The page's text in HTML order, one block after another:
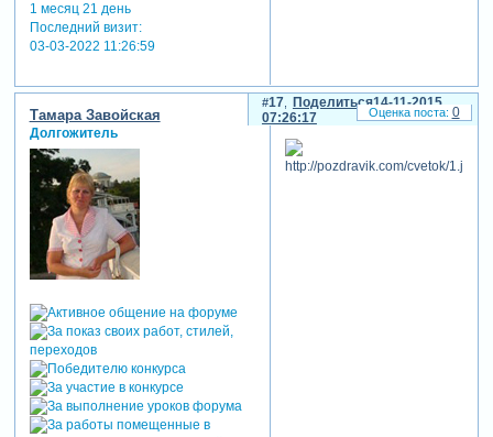
1 месяц 21 день
Последний визит:
03-03-2022 11:26:59
Поделиться
17
14-11-2015
07:26:17
Тамара Завойская
Долгожитель
0